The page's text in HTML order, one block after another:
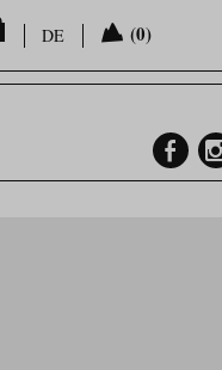
DE (0)